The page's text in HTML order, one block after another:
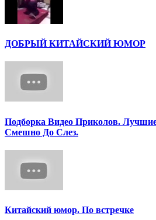
ДОБРЫЙ КИТАЙСКИЙ ЮМОР
Подборка Видео Приколов.
Смешно До Слез.
Китайский юмор. По встречке